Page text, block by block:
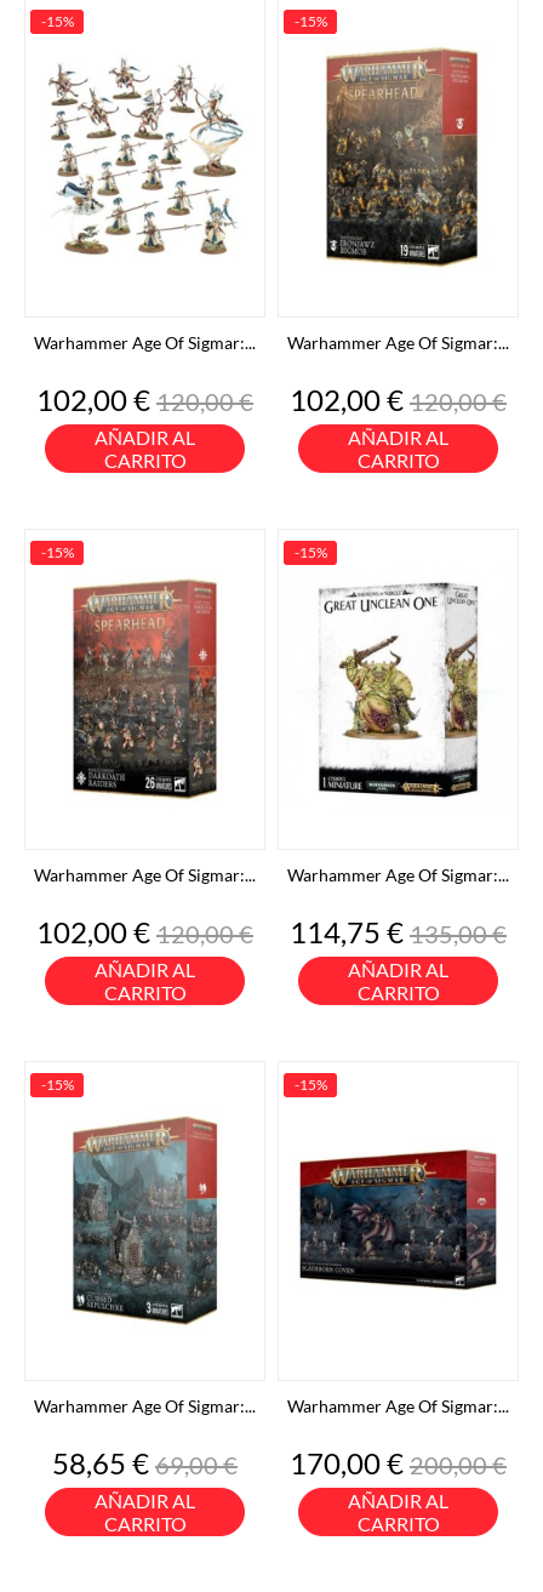
Warhammer Age Of Sigmar:...
Precio
102,00 €Precio
base
120,00 €
AÑADIR AL
CARRITO
-15%
Warhammer Age Of Sigmar:...
Precio
102,00 €Precio
base
120,00 €
AÑADIR AL
CARRITO
-15%
Warhammer Age Of Sigmar:...
Precio
102,00 €Precio
base
120,00 €
AÑADIR AL
CARRITO
-15%
Warhammer Age Of Sigmar:...
Precio
114,75 €Precio
base
135,00 €
AÑADIR AL
CARRITO
-15%
Warhammer Age Of Sigmar:...
Precio
58,65 €Precio
base
69,00 €
AÑADIR AL
CARRITO
-15%
Warhammer Age Of Sigmar:...
Precio
170,00 €Precio
base
200,00 €
AÑADIR AL
CARRITO
-15%